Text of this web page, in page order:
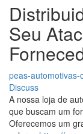
Seu
peas-
Discuss
A nossa loja de
que buscam um
Oferecemos um